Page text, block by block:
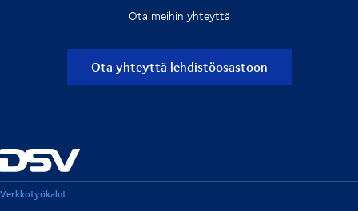
Ota meihin yhteyttä
Ota yhteyttä lehdistöosastoon
Verkkotyökalut